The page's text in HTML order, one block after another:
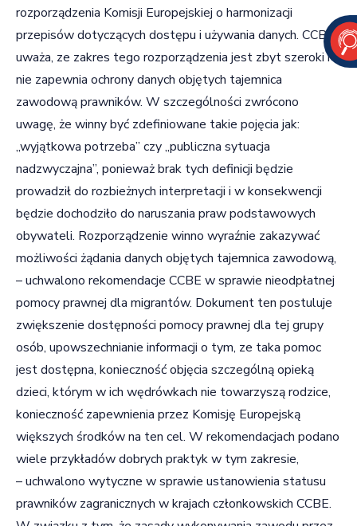
rozporządzenia Komisji Europejskiej o harmonizacji
przepisów dotyczących dostępu i używania danych. CCBE
uważa, ze zakres tego rozporządzenia jest zbyt szeroki i
nie zapewnia ochrony danych objętych tajemnica
zawodową prawników. W szczególności zwrócono
uwagę, że winny być zdefiniowane takie pojęcia jak:
„wyjątkowa potrzeba” czy „publiczna sytuacja
nadzwyczajna”, ponieważ brak tych definicji będzie
prowadził do rozbieżnych interpretacji i w konsekwencji
będzie dochodziło do naruszania praw podstawowych
obywateli. Rozporządzenie winno wyraźnie zakazywać
możliwości żądania danych objętych tajemnica zawodową,
– uchwalono rekomendacje CCBE w sprawie nieodpłatnej
pomocy prawnej dla migrantów. Dokument ten postuluje
zwiększenie dostępności pomocy prawnej dla tej grupy
osób, upowszechnianie informacji o tym, ze taka pomoc
jest dostępna, konieczność objęcia szczególną opieką
dzieci, którym w ich wędrówkach nie towarzyszą rodzice,
konieczność zapewnienia przez Komisję Europejską
większych środków na ten cel. W rekomendacjach podano
wiele przykładów dobrych praktyk w tym zakresie,
– uchwalono wytyczne w sprawie ustanowienia statusu
prawników zagranicznych w krajach członkowskich CCBE.